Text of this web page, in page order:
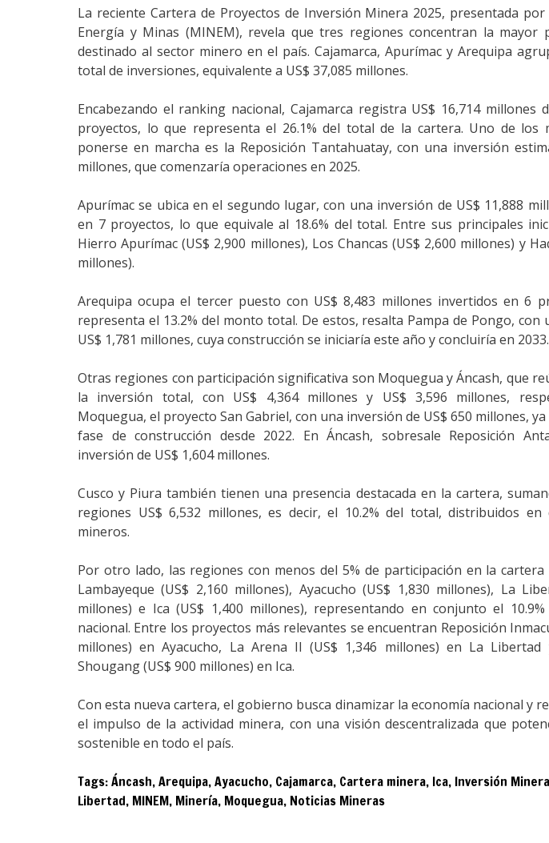
La reciente Cartera de Proyectos de Inversión Minera 2025, presentada
Energía y Minas (MINEM), revela que tres regiones concentran la mayor
destinado al sector minero en el país. Cajamarca, Apurímac y Arequipa
total de inversiones, equivalente a US$ 37,085 millones.
Encabezando el ranking nacional, Cajamarca registra US$ 16,714 millones
proyectos, lo que representa el 26.1% del total de la cartera. Uno de los
ponerse en marcha es la Reposición Tantahuatay, con una inversión
millones, que comenzaría operaciones en 2025.
Apurímac se ubica en el segundo lugar, con una inversión de US$ 11,888
en 7 proyectos, lo que equivale al 18.6% del total. Entre sus principales
Hierro Apurímac (US$ 2,900 millones), Los Chancas (US$ 2,600 millones) y
millones).
Arequipa ocupa el tercer puesto con US$ 8,483 millones invertidos en 6
representa el 13.2% del monto total. De estos, resalta Pampa de Pongo, con
US$ 1,781 millones, cuya construcción se iniciaría este año y concluiría en 2033.
Otras regiones con participación significativa son Moquegua y Áncash, que
la inversión total, con US$ 4,364 millones y US$ 3,596 millones,
Moquegua, el proyecto San Gabriel, con una inversión de US$ 650 millones,
fase de construcción desde 2022. En Áncash, sobresale Reposición
inversión de US$ 1,604 millones.
Cusco y Piura también tienen una presencia destacada en la cartera,
regiones US$ 6,532 millones, es decir, el 10.2% del total, distribuidos en
mineros.
Por otro lado, las regiones con menos del 5% de participación en la cartera
Lambayeque (US$ 2,160 millones), Ayacucho (US$ 1,830 millones), La
millones) e Ica (US$ 1,400 millones), representando en conjunto el
nacional. Entre los proyectos más relevantes se encuentran Reposición
millones) en Ayacucho, La Arena II (US$ 1,346 millones) en La Libertad
Shougang (US$ 900 millones) en Ica.
Con esta nueva cartera, el gobierno busca dinamizar la economía nacional y
el impulso de la actividad minera, con una visión descentralizada que
sostenible en todo el país.
Tags:Áncash,Arequipa,Ayacucho, Cajamarca, Cartera minera, Ica, Inversión
Libertad, MINEM, Minería, Moquegua, Noticias Mineras